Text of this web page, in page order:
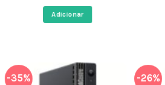
era:
749,00 €.
Adicionar
-35% -26%